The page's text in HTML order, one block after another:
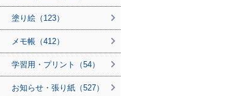
塗り絵（123）
メモ帳（412）
学習用・プリント（54）
お知らせ・張り紙（527）